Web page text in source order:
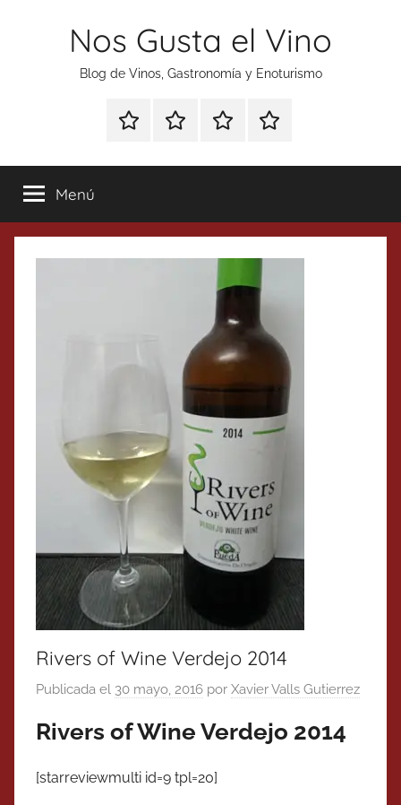
Nos Gusta el Vino
Blog de Vinos, Gastronomía y Enoturismo
Especial
Tonics
Enoturismo
Gastronomía
RankingContacto
Menú
Rivers of Wine Verdejo 2014
Publicada el 30 mayo, 2016 por Xavier Valls Gutierrez
Rivers of Wine Verdejo 2014
[starreviewmulti id=9 tpl=20]